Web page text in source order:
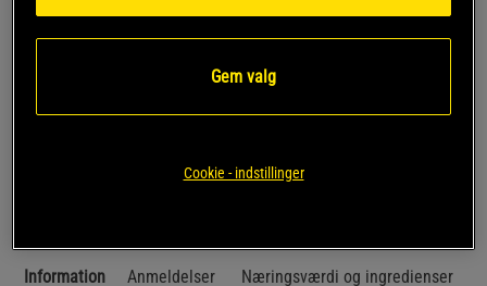
Føj til indkøbskurven
Gratis retur
3 FOR 2! 3 x Amino Energi - Muskelopbyggende og
Information Anmeldelser Næringsværdi og ingredienser
Gem valg
Cookie - indstillinger